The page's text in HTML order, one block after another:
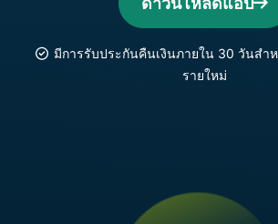
มีการรับประกันคืนเงินภายใน 30 วันสำ
รายใหม่